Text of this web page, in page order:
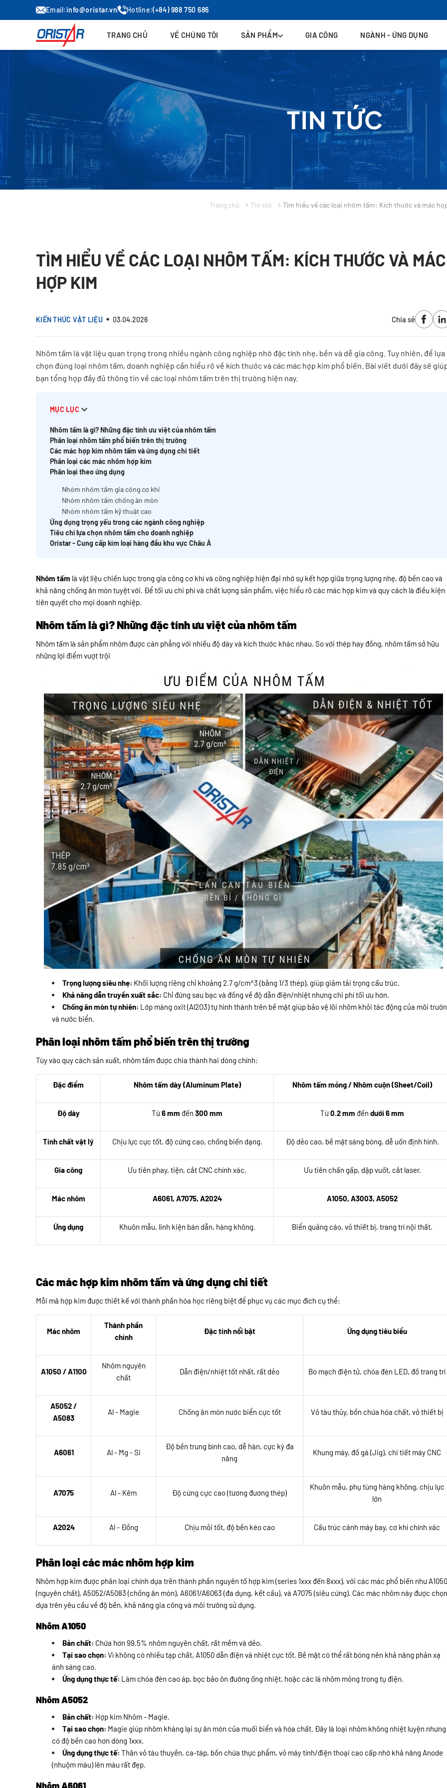
Email:info@oristar.vn Hotline:(+84) 988 750 686
TRANG CHỦ VỀ CHÚNG TÔI SẢN PHẨM GIA CÔNG NGÀNH - ỨNG DỤNG
TIN TỨC
Trang chủ Tin tức Tìm hiểu về các loại nhôm tấm: Kích thước và mác
TÌM HIỂU VỀ CÁC LOẠI NHÔM TẤM: KÍCH THƯỚC VÀ MÁC
HỢP KIM
KIẾN THỨC VẬT LIỆU 03.04.2026 Chia sẻ
Nhôm tấm là vật liệu quan trọng trong nhiều ngành công nghiệp nhờ đặc tính nhẹ, bền và dễ gia công. Tuy nhiên, để lựa
chọn đúng loại nhôm tấm, doanh nghiệp cần hiểu rõ về kích thước và các mác hợp kim phổ biến. Bài viết dưới đây sẽ
bạn tổng hợp đầy đủ thông tin về các loại nhôm tấm trên thị trường hiện nay.
MỤC LỤC
Nhôm tấm là gì? Những đặc tính ưu việt của nhôm tấm
Phân loại nhôm tấm phổ biến trên thị trường
Các mác hợp kim nhôm tấm và ứng dụng chi tiết
Phân loại các mác nhôm hợp kim
Phân loại theo ứng dụng
Nhóm nhôm tấm gia công cơ khí
Nhóm nhôm tấm chống ăn mòn
Nhóm nhôm tấm kỹ thuật cao
Ứng dụng trọng yếu trong các ngành công nghiệp
Tiêu chí lựa chọn nhôm tấm cho doanh nghiệp
Oristar - Cung cấp kim loại hàng đầu khu vực Châu Á
Nhôm tấm là vật liệu chiến lược trong gia công cơ khí và công nghiệp hiện đại nhờ sự kết hợp giữa trọng lượng nhẹ, độ bền cao và
khả năng chống ăn mòn tuyệt vời. Để tối ưu chi phí và chất lượng sản phẩm, việc hiểu rõ các mác hợp kim và quy cách là điều kiện
tiên quyết cho mọi doanh nghiệp.
Nhôm tấm là gì? Những đặc tính ưu việt của nhôm tấm
Nhôm tấm là sản phẩm nhôm được cán phẳng với nhiều độ dày và kích thước khác nhau. So với thép hay đồng, nhôm tấm sở hữu
những lợi điểm vượt trội
Trọng lượng siêu nhẹ: Khối lượng riêng chỉ khoảng 2.7 g/cm^3 (bằng 1/3 thép), giúp giảm tải trọng cấu trúc.
Khả năng dẫn truyền xuất sắc: Chỉ đứng sau bạc và đồng về độ dẫn điện/nhiệt nhưng chi phí tối ưu hơn.
Chống ăn mòn tự nhiên: Lớp màng oxit (Al2O3) tự hình thành trên bề mặt giúp bảo vệ lõi nhôm khỏi tác động của môi
và nước biển.
Phân loại nhôm tấm phổ biến trên thị trường
Tùy vào quy cách sản xuất, nhôm tấm được chia thành hai dòng chính:
Đặc điểm Nhôm tấm dày (Aluminum Plate) Nhôm tấm mỏng / Nhôm cuộn (Sheet/Coil)
Độ dày Từ6 mm đến 300 mm Từ0.2 mm đến dưới 6 mm
Tính chất vật lý Chịu lực cực tốt, độ cứng cao, chống biến dạng. Độ dẻo cao, bề mặt sáng bóng, dễ uốn định hình.
Gia công Ưu tiên phay, tiện, cắt CNC chính xác. Ưu tiên chấn gấp, dập vuốt, cắt laser.
Mác nhôm A6061, A7075, A2024 A1050, A3003, A5052
Ứng dụng Khuôn mẫu, linh kiện bán dẫn, hàng không. Biển quảng cáo, vỏ thiết bị, trang trí nội thất.
Các mác hợp kim nhôm tấm và ứng dụng chi tiết
Mỗi mã hợp kim được thiết kế với thành phần hóa học riêng biệt để phục vụ các mục đích cụ thể:
Mác nhôm
Thành phần
chính
Đặc tính nổi bật Ứng dụng tiêu biểu
A1050 / A1100
Nhôm nguyên
chất
Dẫn điện/nhiệt tốt nhất, rất dẻo Bo mạch điện tử, chóa đèn LED, đồ trang trí
A5052 /
A5083
Al - Magie Chống ăn mòn nước biển cực tốt Vỏ tàu thủy, bồn chứa hóa chất, vỏ thiết bị
A6061 Al - Mg - Si
Độ bền trung bình cao, dễ hàn, cực kỳ đa
năng
Khung máy, đồ gá (Jig), chi tiết máy CNC
A7075 Al - Kẽm Độ cứng cực cao (tương đương thép)
Khuôn mẫu, phụ tùng hàng không, chịu lực
lớn
A2024 Al - Đồng Chịu mỏi tốt, độ bền kéo cao Cấu trúc cánh máy bay, cơ khí chính xác
Phân loại các mác nhôm hợp kim
Nhôm hợp kim được phân loại chính dựa trên thành phần nguyên tố hợp kim (series 1xxx đến 8xxx), với các mác phổ biến như A1050
(nguyên chất), A5052/A5083 (chống ăn mòn), A6061/A6063 (đa dụng, kết cấu), và A7075 (siêu cứng). Các mác nhôm này được chọn
dựa trên yêu cầu về độ bền, khả năng gia công và môi trường sử dụng.
Nhôm A1050
Bản chất: Chứa hơn 99.5% nhôm nguyên chất, rất mềm và dẻo.
Tại sao chọn: Vì không có nhiều tạp chất, A1050 dẫn điện và nhiệt cực tốt. Bề mặt có thể rất bóng nên khả năng phản xạ
ánh sáng cao.
Ứng dụng thực tế: Làm chóa đèn cao áp, bọc bảo ôn đường ống nhiệt, hoặc các lá nhôm mỏng trong tụ điện.
Nhôm A5052
Bản chất: Hợp kim Nhôm - Magie.
Tại sao chọn: Magie giúp nhôm kháng lại sự ăn mòn của muối biển và hóa chất. Đây là loại nhôm không nhiệt luyện nhưng
có độ bền cao hơn dòng 1xxx.
Ứng dụng thực tế: Thân vỏ tàu thuyền, ca-táp, bồn chứa thực phẩm, vỏ máy tính/điện thoại cao cấp nhờ khả năng Anode
(nhuộm màu) lên màu rất đẹp.
Nhôm A6061